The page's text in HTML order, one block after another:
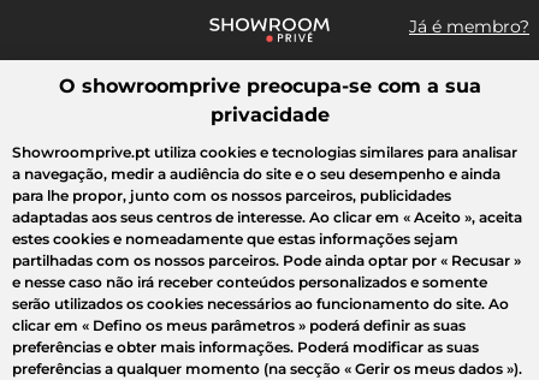
Já é membro?
Pesquisar uma marca, um artigo, uma venda...
Todas as vendas Moda Desporto Casa Criança Beleza
O showroomprive preocupa-se com a sua
privacidade
Showroomprive.pt utiliza cookies e tecnologias similares para analisar
a navegação, medir a audiência do site e o seu desempenho e ainda
para lhe propor, junto com os nossos parceiros, publicidades
adaptadas aos seus centros de interesse. Ao clicar em « Aceito », aceita
estes cookies e nomeadamente que estas informações sejam
partilhadas com os nossos parceiros. Pode ainda optar por « Recusar »
e nesse caso não irá receber conteúdos personalizados e somente
serão utilizados os cookies necessários ao funcionamento do site. Ao
clicar em « Defino os meus parâmetros » poderá definir as suas
preferências e obter mais informações. Poderá modificar as suas
preferências a qualquer momento (na secção « Gerir os meus dados »).